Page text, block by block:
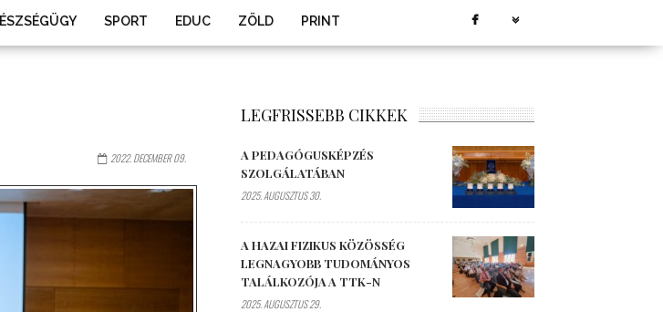
SPORT EDUC ZÖLD PRINT
2022. DECEMBER 09.
LEGFRISSEBB CIKKEK
A PEDAGÓGUSKÉPZÉS
SZOLGÁLATÁBAN
2025. AUGUSZTUS 30.
A HAZAI FIZIKUS KÖZÖSSÉG
LEGNAGYOBB TUDOMÁNYOS
TALÁLKOZÓJA A TTK-N
2025. AUGUSZTUS 29.